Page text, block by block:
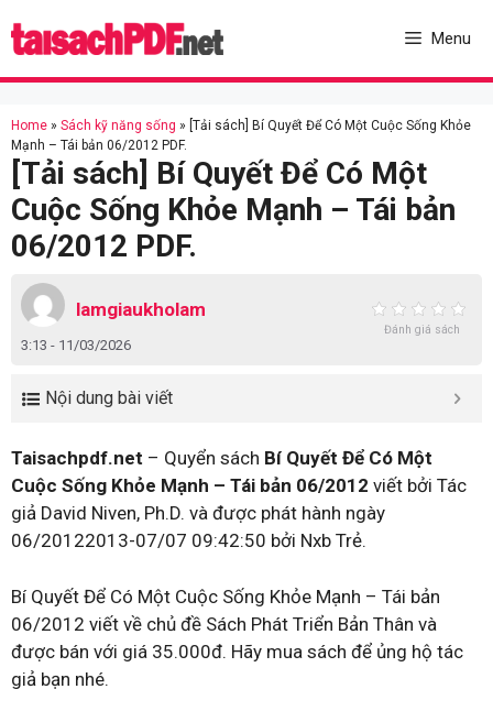
to
Menu
Home » Sách kỹ năng sống » [Tải sách] Bí Quyết Để Có Một Cuộc Sống Khỏe
Mạnh – Tái bản 06/2012 PDF.
[Tải sách] Bí Quyết Để Có Một
Cuộc Sống Khỏe Mạnh – Tái bản
06/2012 PDF.
lamgiaukholam
3:13 - 11/03/2026
Đánh giá sách
Nội dung bài viết
Taisachpdf.net – Quyển sách Bí Quyết Để Có Một
Cuộc Sống Khỏe Mạnh – Tái bản 06/2012 viết bởi Tác
giả David Niven, Ph.D. và được phát hành ngày
06/20122013-07/07 09:42:50 bởi Nxb Trẻ.
Bí Quyết Để Có Một Cuộc Sống Khỏe Mạnh – Tái bản
06/2012 viết về chủ đề Sách Phát Triển Bản Thân và
được bán với giá 35.000đ. Hãy mua sách để ủng hộ tác
giả bạn nhé.